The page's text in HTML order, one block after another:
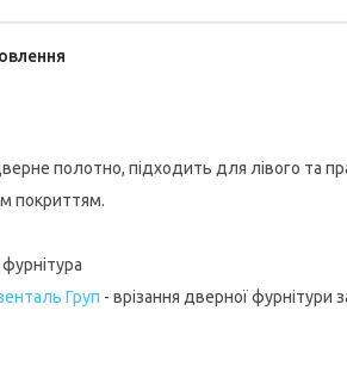
полотно, підходить для лівого та
покриттям.
Груп - врізання дверної фурнітури